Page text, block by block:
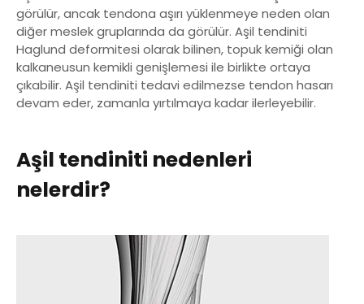
görülür, ancak tendona aşırı yüklenmeye neden olan
diğer meslek gruplarında da görülür. Aşil tendiniti
Haglund deformitesi olarak bilinen, topuk kemiği olan
kalkaneusun kemikli genişlemesi ile birlikte ortaya
çıkabilir. Aşil tendiniti tedavi edilmezse tendon hasarı
devam eder, zamanla yırtılmaya kadar ilerleyebilir.
Aşil tendiniti nedenleri
nelerdir?